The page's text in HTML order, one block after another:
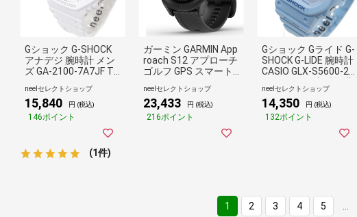
Gショック G-SHOCK
アナデジ 腕時計 メン
ズ GA-2100-7A7JF TO
ジーショック
neelセレクトショップ
15,840 円 (税込)
146ポイント
(1件)
ガーミン GARMIN App
roach S12 アプローチ
ゴルフ GPS スマート
neelセレクトショップ
23,433 円 (税込)
216ポイント
Gショック Gライド G-
SHOCK G-LIDE 腕時計
CASIO GLX-S5600-2J
型化モデル ジーショ
ック
neelセレクトショップ
14,350 円 (税込)
132ポイント
1 2 3 4 5